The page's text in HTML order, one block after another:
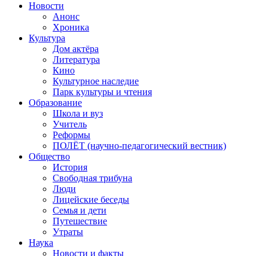
Новости
Анонс
Хроника
Культура
Дом актёра
Литература
Кино
Культурное наследие
Парк культуры и чтения
Образование
Школа и вуз
Учитель
Реформы
ПОЛЁТ (научно-педагогический вестник)
Общество
История
Свободная трибуна
Люди
Лицейские беседы
Семья и дети
Путешествие
Утраты
Наука
Новости и факты